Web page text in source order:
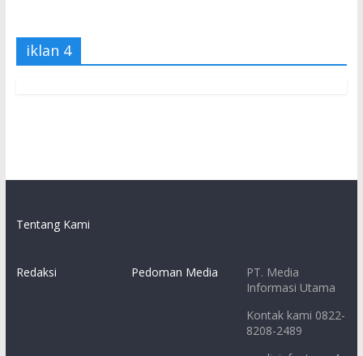
iklan 4
Tentang Kami
Redaksi Pedoman Media
PT. Media
Informasi Utama
Kontak kami 0822-
8208-2489